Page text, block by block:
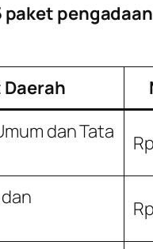
paket
dan Tata